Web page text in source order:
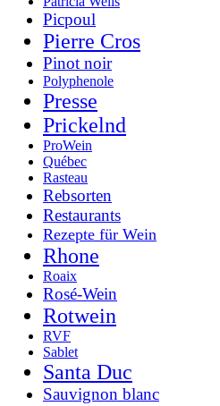
Picpoul
Pierre Cros
Pinot noir
Polyphenole
Presse
Prickelnd
ProWein
Québec
Rasteau
Rebsorten
Restaurants
Rezepte für Wein
Rhone
Roaix
Rosé-Wein
Rotwein
RVF
Sablet
Santa Duc
Sauvignon blanc